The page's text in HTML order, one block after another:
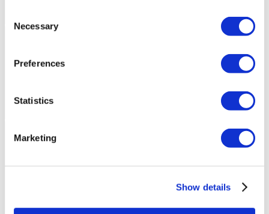
Selection
Necessary
Preferences
Statistics
Marketing
Show details